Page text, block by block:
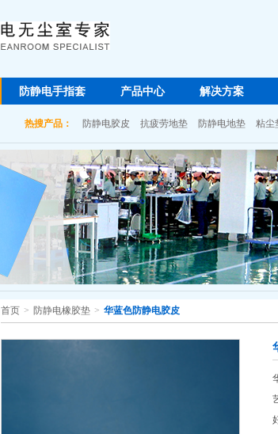
防静电手指套 产品中心 解决方案
热搜产品： 防静电胶皮 抗疲劳地垫 防静电地垫 粘尘
首页 > 防静电橡胶垫 > 华蓝色防静电胶皮